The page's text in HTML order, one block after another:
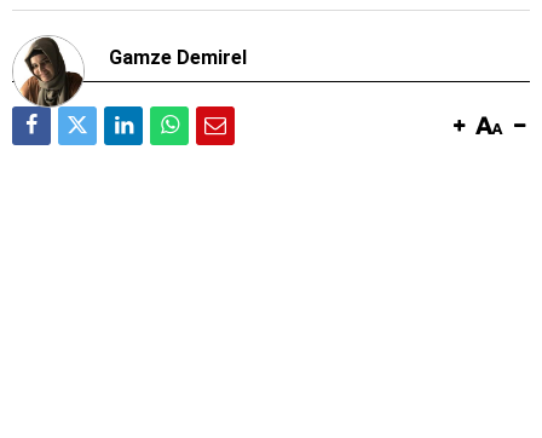
Gamze Demirel